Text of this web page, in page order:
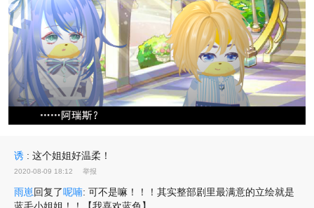
诱 : 这个姐姐好温柔！
2020-08-09 18:12 举报
雨崽回复了呢喃: 可不是嘛！！！其实整部剧里最满意的立绘就是